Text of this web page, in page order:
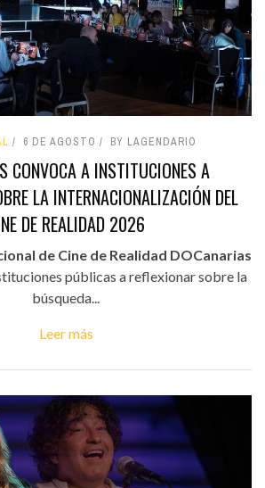
6 DE AGOSTO BY LAGENDARIO
CONVOCA A INSTITUCIONES A
LA INTERNACIONALIZACIÓN DEL
DE REALIDAD 2026
de Cine de Realidad DOCanarias
públicas a reflexionar sobre la
búsqueda...
Leer más